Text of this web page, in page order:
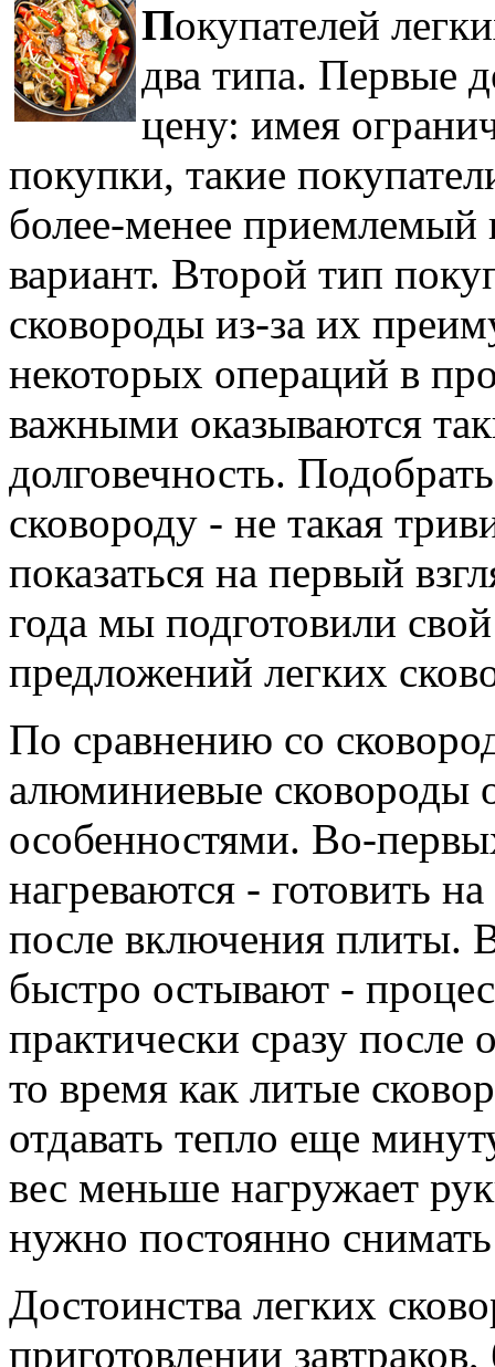
Покупателей
два типа. Первые
цену: имея
покупки, такие
более-менее
вариант. Второй тип
сковороды из-за их
некоторых операций в
важными оказываются
долговечность.
сковороду - не такая
показаться на первый
года мы подготовили
предложений легких
По сравнению со
алюминиевые сковороды
особенностями. Во-
нагреваются - готовить
после включения плиты.
быстро остывают -
практически сразу после
то время как литые
отдавать тепло еще
вес меньше нагружает
нужно постоянно
Достоинства легких
приготовлении